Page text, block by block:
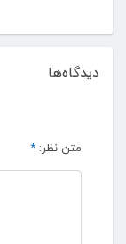
دیدگاه‌ها
متن نظر: *